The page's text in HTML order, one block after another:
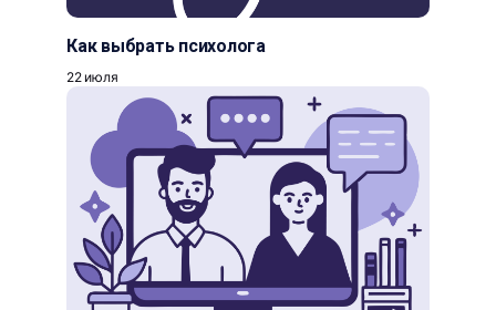
Как выбрать психолога
22 июля